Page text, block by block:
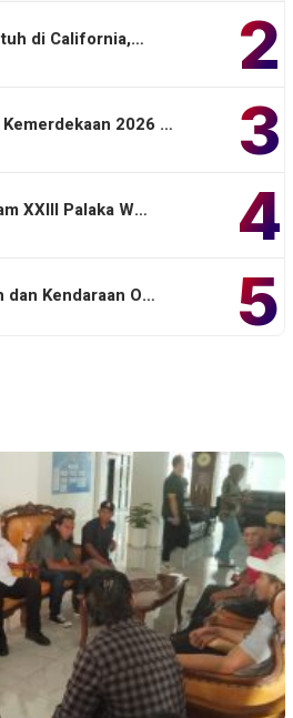
2
di California,…
3
2026 …
4
XXIII Palaka W…
5
dan Kendaraan O…